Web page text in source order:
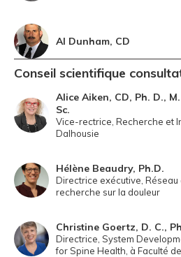
Al Dunham, CD
Conseil scientifique
Alice Aiken, CD, Ph. D., M.
Sc.
Vice-rectrice, Recherche et
Dalhousie
Hélène Beaudry, Ph.D.
Directrice exécutive, Réseau
recherche sur la douleur
Christine Goertz, D. C.,
Directrice, System
for Spine Health, à Faculté